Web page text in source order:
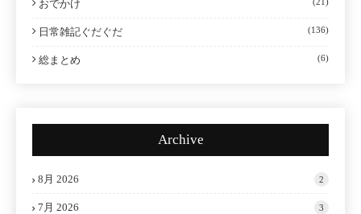
おでかけ
日常雑記ぐだぐだ (136)
総まとめ (6)
Archive
8月 2026 2
7月 2026 3